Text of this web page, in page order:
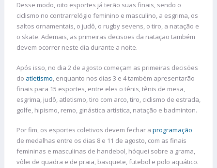
Desse modo, oito esportes já terão suas finais, sendo o
ciclismo no contrarrelógio feminino e masculino, a esgrima, os
saltos ornamentais, o judô, o rugby sevens, o tiro, a natação e
o skate. Ademais, as primeiras decisões da natação também
devem ocorrer neste dia durante a noite.
Após isso, no dia 2 de agosto começam as primeiras decisões
do atletismo, enquanto nos dias 3 e 4 também apresentarão
finais para 15 esportes, entre eles o tênis, tênis de mesa,
esgrima, judô, atletismo, tiro com arco, tiro, ciclismo de estrada,
golfe, hipismo, remo, ginástica artística, natação e badminton.
Por fim, os esportes coletivos devem fechar a programação
de medalhas entre os dias 8 e 11 de agosto, com as finais
femininas e masculinas de handebol, hóquei sobre a grama,
vôlei de quadra e de praia, basquete, futebol e polo aquático.